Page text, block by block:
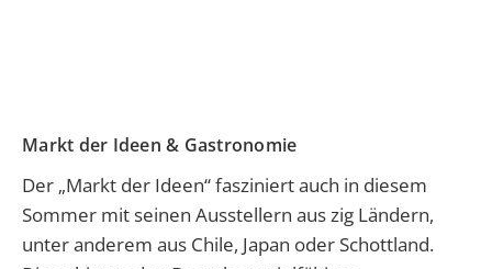
Markt der Ideen & Gastronomie
Der „Markt der Ideen“ fasziniert auch in diesem
Sommer mit seinen Ausstellern aus zig Ländern,
unter anderem aus Chile, Japan oder Schottland.